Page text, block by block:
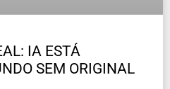
IA ESTÁ
SEM ORIGINAL